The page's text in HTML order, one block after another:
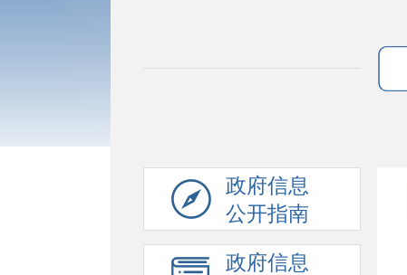
政府信息
公开指南
政府信息